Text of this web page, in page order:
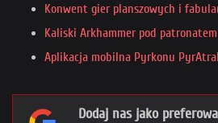
Konwent gier planszowych i
Kaliski Arkhammer pod
Aplikacja mobilna Pyrkonu
Dodaj nas jako